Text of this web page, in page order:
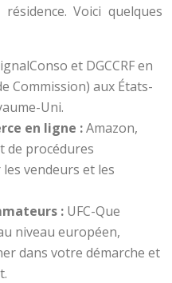
Voici quelques
et DGCCRF en
Commission) aux États-
Uni.
en ligne :Amazon,
de procédures
vendeurs et les
: UFC-Que
niveau européen,
dans votre démarche et